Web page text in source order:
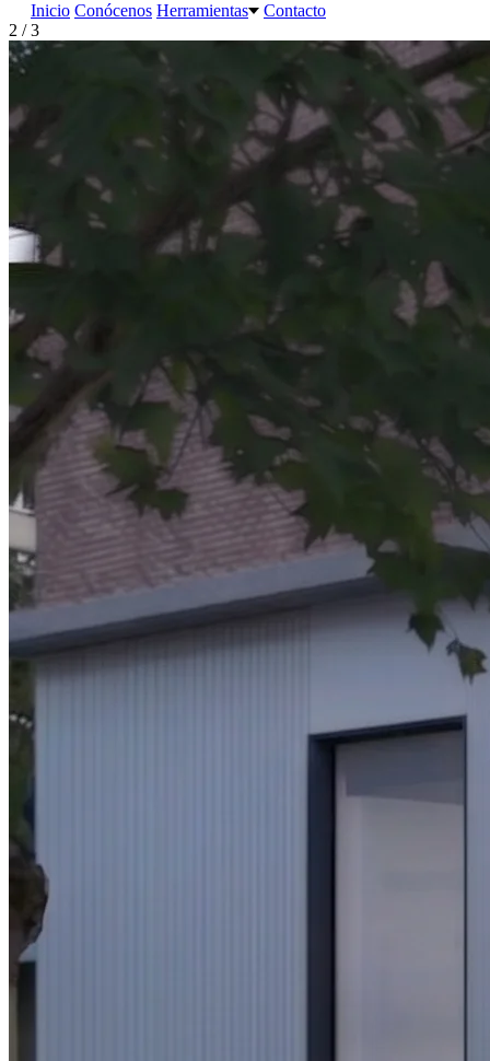
Inicio Conócenos Herramientas
Contacto
2 / 3